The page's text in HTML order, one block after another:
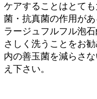
ケアすることはとて
菌・抗真菌の作用が
ラージュフルフル泡
さしく洗うことをお
内の善玉菌を減らさ
え下さい。